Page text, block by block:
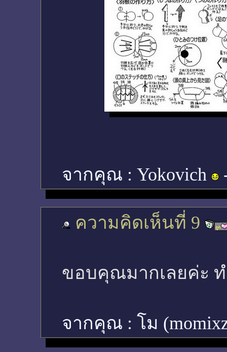
จากคุณ : Yokovich
ความคิดเห็นที่ 9
ขอบคุณมากเลยค่ะ
จากคุณ : โม